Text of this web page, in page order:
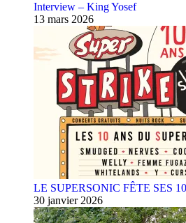
Interview – King Yosef
13 mars 2026
LE SUPERSONIC FÊTE SES
30 janvier 2026